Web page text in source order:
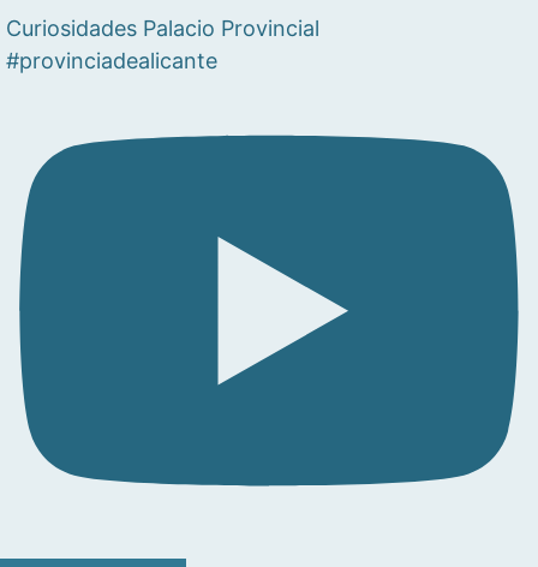
Curiosidades Palacio Provincial
#provinciadealicante